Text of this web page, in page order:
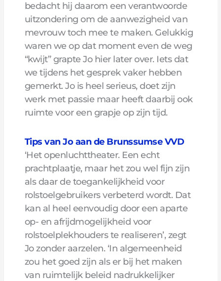
bedacht hij daarom een verantwoorde
uitzondering om de aanwezigheid van
mevrouw toch mee te maken. Gelukkig
waren we op dat moment even de weg
“kwijt” grapte Jo hier later over. Iets dat
we tijdens het gesprek vaker hebben
gemerkt. Jo is heel serieus, doet zijn
werk met passie maar heeft daarbij ook
ruimte voor een grapje op zijn tijd.
Tips van Jo aan de Brunssumse VVD
‘Het openluchttheater. Een echt
prachtplaatje, maar het zou wel fijn zijn
als daar de toegankelijkheid voor
rolstoelgebruikers verbeterd wordt. Dat
kan al heel eenvoudig door een aparte
op- en afrijdmogelijkheid voor
rolstoelplekhouders te realiseren’, zegt
Jo zonder aarzelen. ‘In algemeenheid
zou het goed zijn als er bij het maken
van ruimtelijk beleid nadrukkelijker